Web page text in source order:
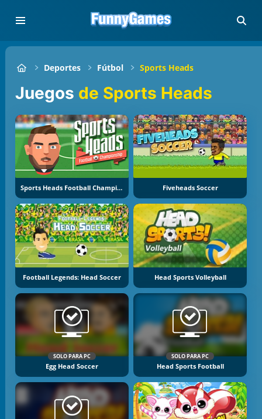
Deportes Fútbol Sports Heads
Juegos de Sports Heads
Sports Heads Football Championship Fiveheads Soccer
Football Legends: Head Soccer Head Sports Volleyball
SOLO PARA PC
Egg Head Soccer
SOLO PARA PC
Head Sports Football